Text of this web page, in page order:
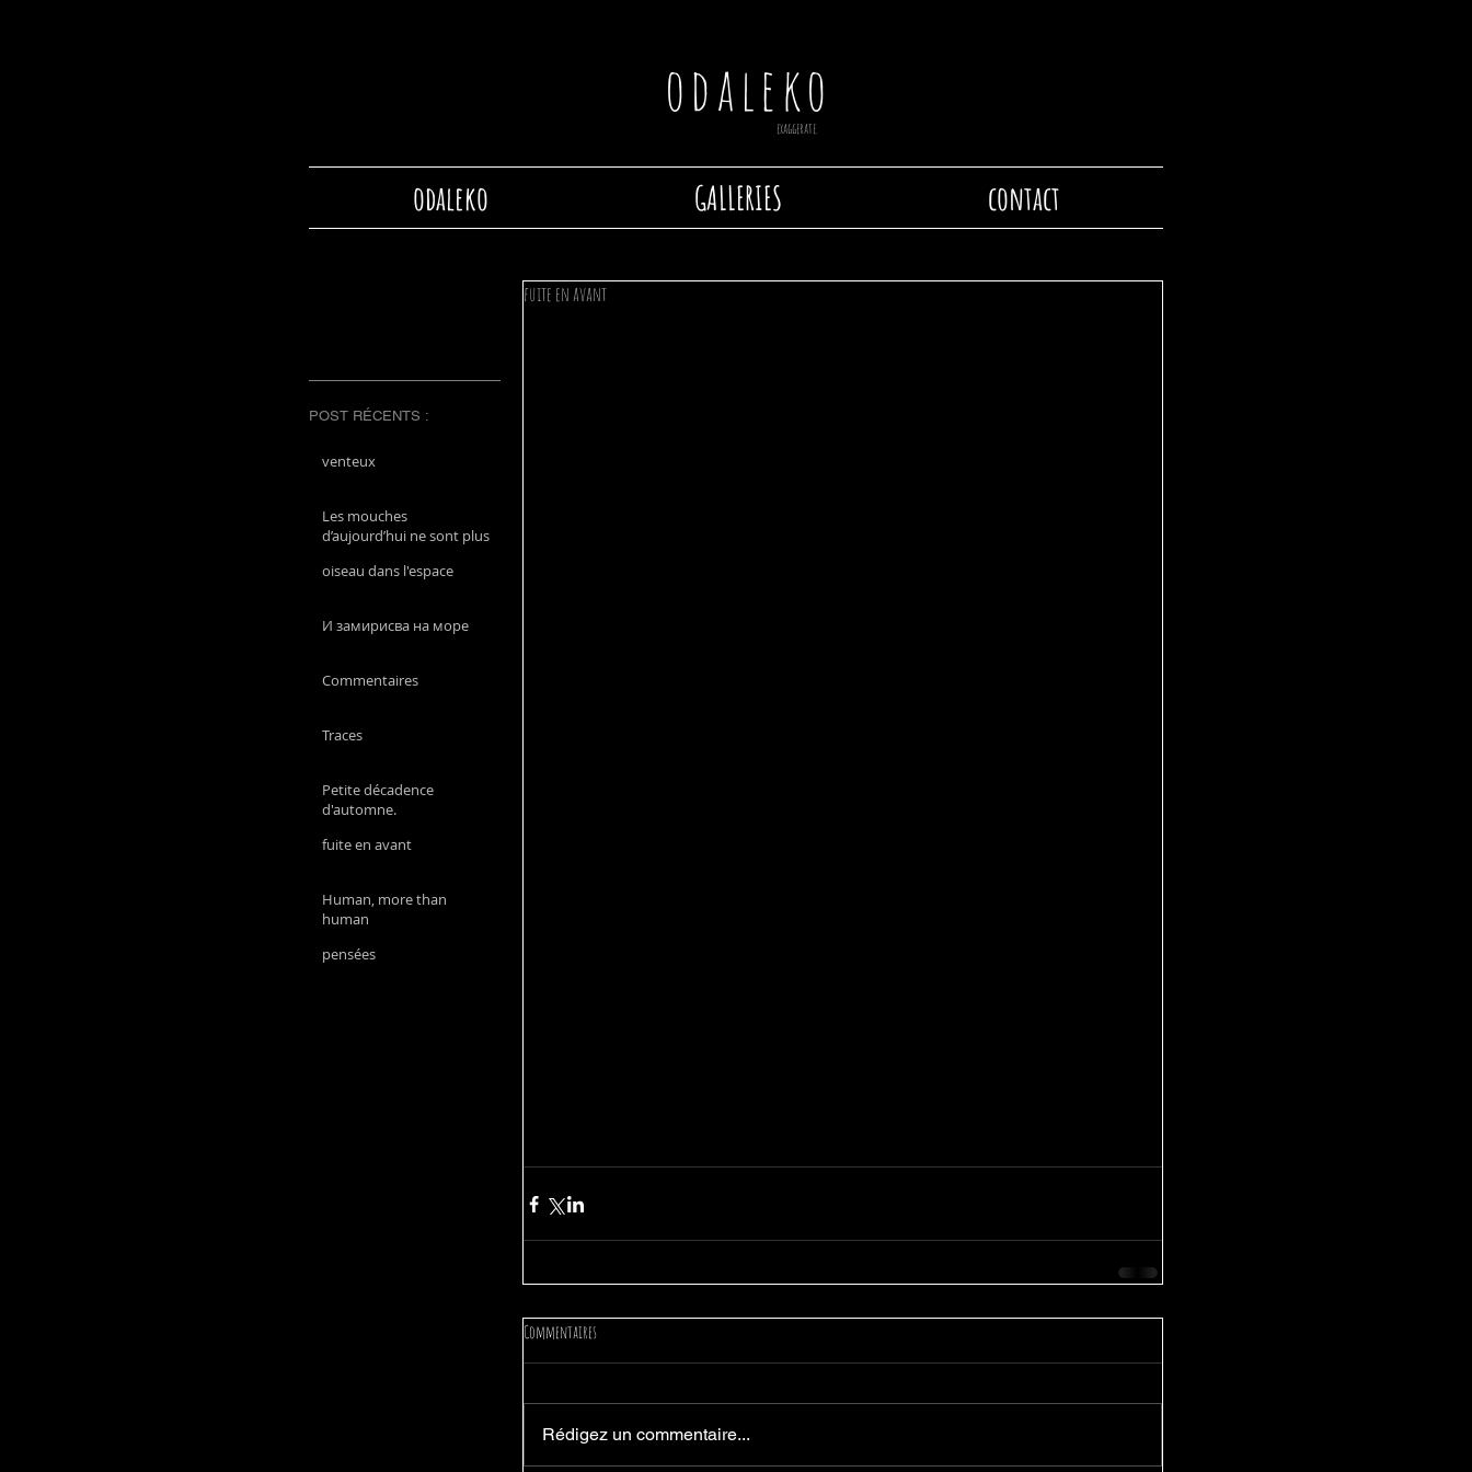
odaleko
exaggerate.
odaleko GALLERIES contact
venteux
Les mouches
d’aujourd’hui ne sont plus
mouches d’autrefois
oiseau dans l'espace
И замирисва на море
Commentaires
Traces
Petite décadence
d'automne.
fuite en avant
Human, more than
human
pensées
POST RÉCENTS :
fuite en avant
Commentaires
Rédigez un commentaire...